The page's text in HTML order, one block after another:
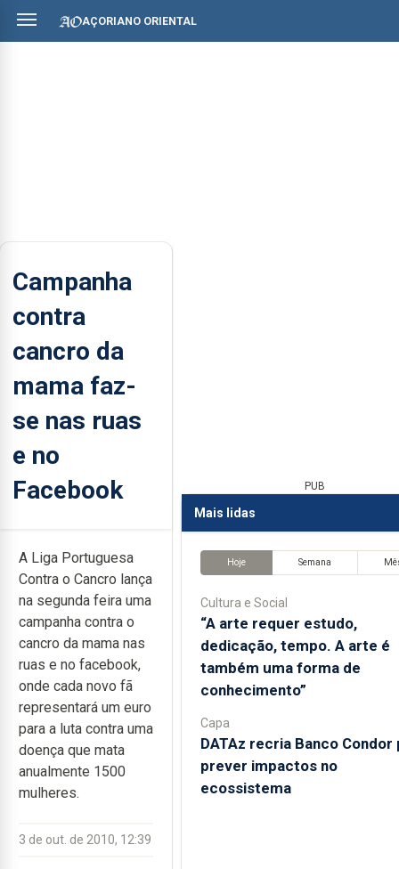
AÇORIANO ORIENTAL
Campanha
contra
cancro da
mama faz-
se nas ruas
e no
Facebook
A Liga Portuguesa
Contra o Cancro lança
na segunda feira uma
campanha contra o
cancro da mama nas
ruas e no facebook,
onde cada novo fã
representará um euro
para a luta contra uma
doença que mata
anualmente 1500
mulheres.
3 de out. de 2010, 12:39
PUB
Mais lidas
Hoje Semana
Cultura e Social
“A arte requer estudo,
dedicação, tempo. A arte é
também uma forma de
conhecimento”
Capa
DATAz recria Banco Condor
prever impactos no
ecossistema